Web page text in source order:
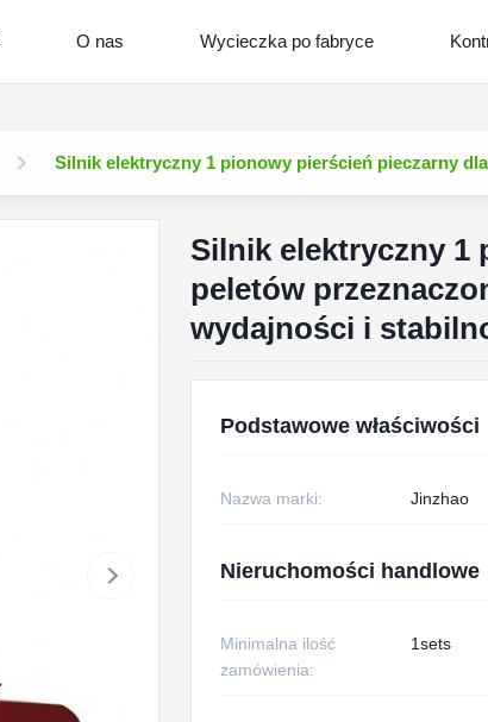
O nas Wycieczka po fabryce
Silnik elektryczny 1 pionowy pierścień pieczarny
Silnik elektryczny 1
peletów
wydajności i
Podstawowe właściwości
Nazwa marki: Jinzhao
Nieruchomości handlowe
Minimalna ilość
zamówienia:
1sets